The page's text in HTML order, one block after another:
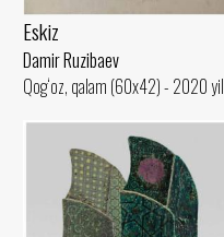
Eskiz
Damir Ruzibaev
Qog‘oz, qalam (60x42) - 2020 yil